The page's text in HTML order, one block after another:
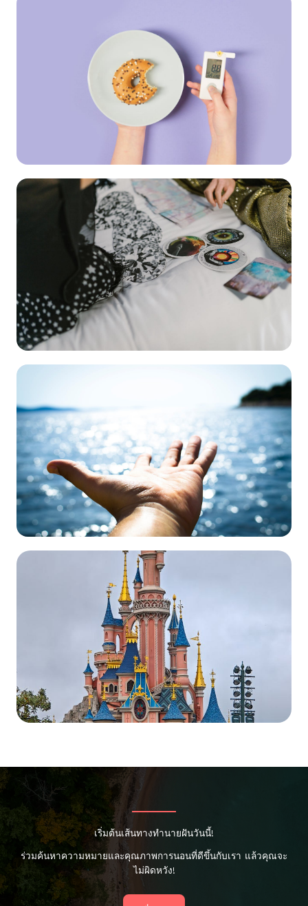
เริ่มต้นเส้นทางทำนายฝันวันนี้!
ร่วมค้นหาความหมายและคุณภาพการนอนที่ดีขึ้นกับเรา แล้วคุณจะ
ไม่ผิดหวัง!